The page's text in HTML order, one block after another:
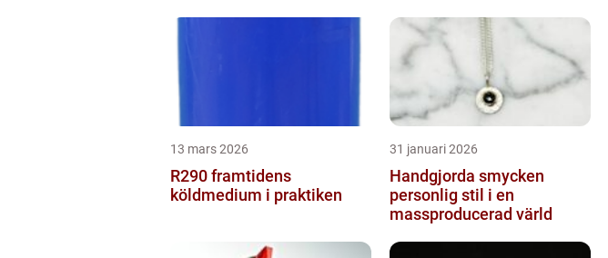
13 mars 2026
R290 framtidens
köldmedium i praktiken
31 januari 2026
Handgjorda smycken
personlig stil i en
massproducerad värld